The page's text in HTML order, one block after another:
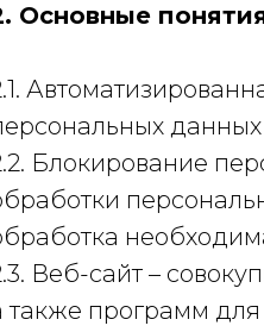
Основные
Блокирование
Веб-сайт –
также программ